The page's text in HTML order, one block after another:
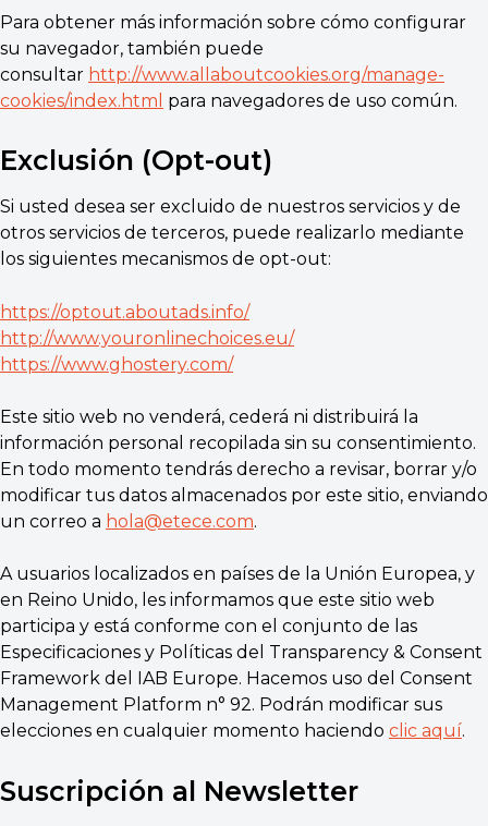
Para obtener más información sobre cómo configurar
su navegador, también puede
consultar http://www.allaboutcookies.org/manage-
cookies/index.html para navegadores de uso común.
Exclusión (Opt-out)
Si usted desea ser excluido de nuestros servicios y de
otros servicios de terceros, puede realizarlo mediante
los siguientes mecanismos de opt-out:
https://optout.aboutads.info/
http://www.youronlinechoices.eu/
https://www.ghostery.com/
Este sitio web no venderá, cederá ni distribuirá la
información personal recopilada sin su consentimiento.
En todo momento tendrás derecho a revisar, borrar y/o
modificar tus datos almacenados por este sitio, enviando
un correo a hola@etece.com.
A usuarios localizados en países de la Unión Europea, y
en Reino Unido, les informamos que este sitio web
participa y está conforme con el conjunto de las
Especificaciones y Políticas del Transparency & Consent
Framework del IAB Europe. Hacemos uso del Consent
Management Platform n° 92. Podrán modificar sus
elecciones en cualquier momento haciendo clic aquí.
Suscripción al Newsletter